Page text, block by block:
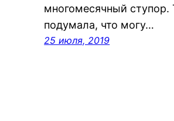
многомесячный ступор.
подумала, что могу…
25 июля, 2019